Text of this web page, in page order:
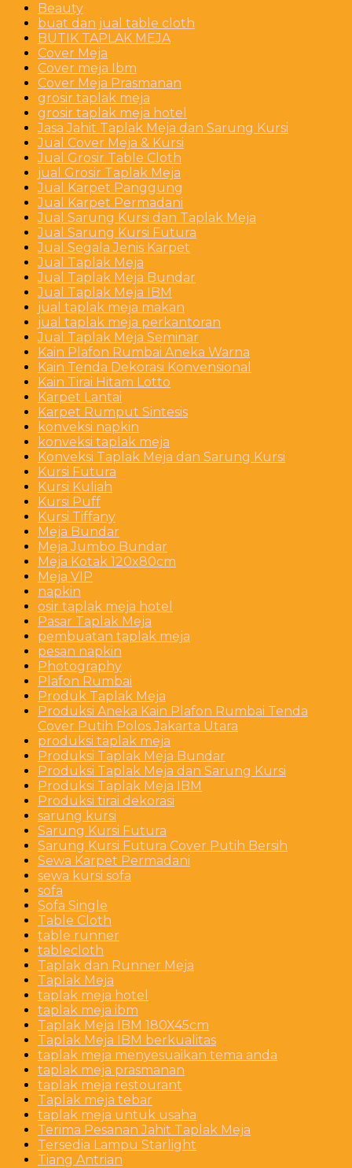
Beauty
buat dan jual table cloth
BUTIK TAPLAK MEJA
Cover Meja
Cover meja Ibm
Cover Meja Prasmanan
grosir taplak meja
grosir taplak meja hotel
Jasa Jahit Taplak Meja dan Sarung Kursi
Jual Cover Meja & Kursi
Jual Grosir Table Cloth
jual Grosir Taplak Meja
Jual Karpet Panggung
Jual Karpet Permadani
Jual Sarung Kursi dan Taplak Meja
Jual Sarung Kursi Futura
Jual Segala Jenis Karpet
Jual Taplak Meja
Jual Taplak Meja Bundar
Jual Taplak Meja IBM
jual taplak meja makan
jual taplak meja perkantoran
Jual Taplak Meja Seminar
Kain Plafon Rumbai Aneka Warna
Kain Tenda Dekorasi Konvensional
Kain Tirai Hitam Lotto
Karpet Lantai
Karpet Rumput Sintesis
konveksi napkin
konveksi taplak meja
Konveksi Taplak Meja dan Sarung Kursi
Kursi Futura
Kursi Kuliah
Kursi Puff
Kursi Tiffany
Meja Bundar
Meja Jumbo Bundar
Meja Kotak 120x80cm
Meja VIP
napkin
osir taplak meja hotel
Pasar Taplak Meja
pembuatan taplak meja
pesan napkin
Photography
Plafon Rumbai
Produk Taplak Meja
Produksi Aneka Kain Plafon Rumbai Tenda
Cover Putih Polos Jakarta Utara
produksi taplak meja
Produksi Taplak Meja Bundar
Produksi Taplak Meja dan Sarung Kursi
Produksi Taplak Meja IBM
Produksi tirai dekorasi
sarung kursi
Sarung Kursi Futura
Sarung Kursi Futura Cover Putih Bersih
Sewa Karpet Permadani
sewa kursi sofa
sofa
Sofa Single
Table Cloth
table runner
tablecloth
Taplak dan Runner Meja
Taplak Meja
taplak meja hotel
taplak meja ibm
Taplak Meja IBM 180X45cm
Taplak Meja IBM berkualitas
taplak meja menyesuaikan tema anda
taplak meja prasmanan
taplak meja restourant
Taplak meja tebar
taplak meja untuk usaha
Terima Pesanan Jahit Taplak Meja
Tersedia Lampu Starlight
Tiang Antrian